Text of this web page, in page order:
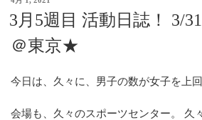
3月5週目 活動日誌！ 3/
＠東京★
今日は、久々に、男子の数が女子を上回
会場も、久々のスポーツセンター。 久